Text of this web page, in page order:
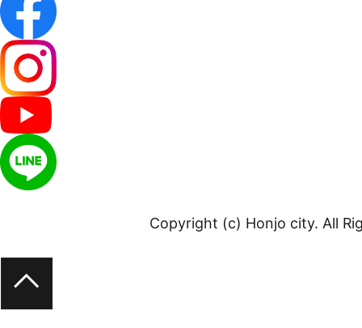
Copyright (c) Honjo city. All